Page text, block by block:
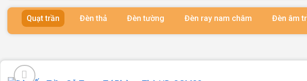
Quạt trần Đèn thả Đèn tường Đèn ray nam châm Đèn âm